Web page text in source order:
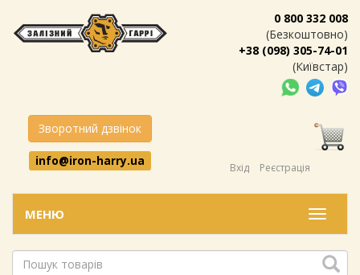
0 800 332 008
(Безкоштовно)
+38 (098) 305-74-01
(Київстар)
Зворотний дзвінок
info@iron-harry.ua
Вхід Реєстрація
Меню
МЕНЮ